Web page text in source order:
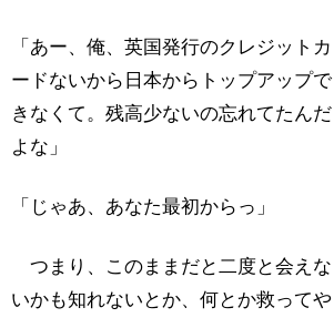
「あー、俺、英国発行のクレジットカ
ードないから日本からトップアップで
きなくて。残高少ないの忘れてたんだ
よな」
「じゃあ、あなた最初からっ」
つまり、このままだと二度と会えな
いかも知れないとか、何とか救ってや